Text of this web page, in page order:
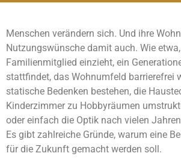
Menschen verändern sich. Und ihre
Nutzungswünsche damit auch. Wie
Familienmitglied einzieht, ein
stattfindet, das Wohnumfeld barrierefrei
statische Bedenken bestehen, die
Kinderzimmer zu Hobbyräumen
oder einfach die Optik nach vielen
Es gibt zahlreiche Gründe, warum eine
für die Zukunft gemacht werden soll.